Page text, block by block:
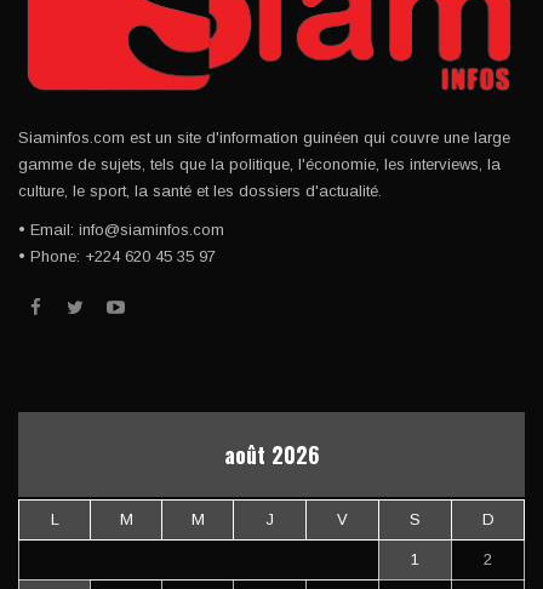
Siaminfos.com est un site d'information guinéen qui couvre une large
gamme de sujets, tels que la politique, l'économie, les interviews, la
culture, le sport, la santé et les dossiers d'actualité.
• Email: info@siaminfos.com
• Phone: +224 620 45 35 97
août 2026
L M M J V S D
1 2